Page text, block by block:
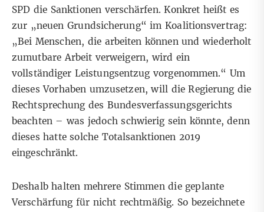
SPD die Sanktionen verschärfen. Konkret heißt es
zur „neuen Grundsicherung“im Koalitionsvertrag:
„Bei Menschen, die arbeiten können und wiederholt
zumutbare Arbeit verweigern, wird ein
vollständiger Leistungsentzug vorgenommen.“ Um
dieses Vorhaben umzusetzen, will die Regierung die
Rechtsprechung des Bundesverfassungsgerichts
beachten – was jedoch schwierig sein könnte, denn
dieses hatte solche Totalsanktionen 2019
eingeschränkt.
Deshalb halten mehrere Stimmen die geplante
Verschärfung für nicht rechtmäßig. So bezeichnete